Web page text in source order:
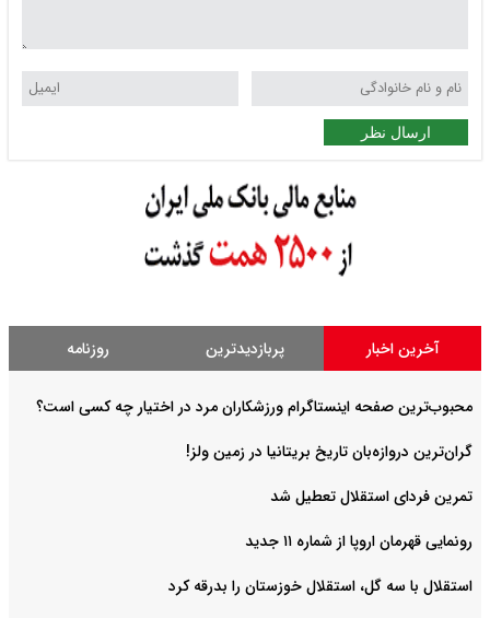
ارسال نظر
آخرین اخبار پربازدیدترین روزنامه
محبوب‌ترین صفحه اینستاگرام ورزشکاران مرد در اختیار چه کسی است؟
گران‌ترین دروازه‌بان تاریخ بریتانیا در زمین ولز!
تمرین فردای استقلال تعطیل شد
رونمایی قهرمان اروپا از شماره ۱۱ جدید
استقلال با سه گل، استقلال خوزستان را بدرقه کرد